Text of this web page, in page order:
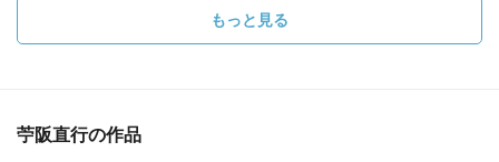
もっと見る
苧阪直行の作品